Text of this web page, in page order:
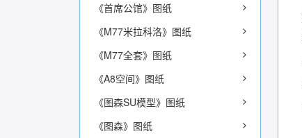
《首席公馆》图纸
《M77米拉科洛》图纸
《M77全套》图纸
《A8空间》图纸
《图森SU模型》图纸
《图森》图纸